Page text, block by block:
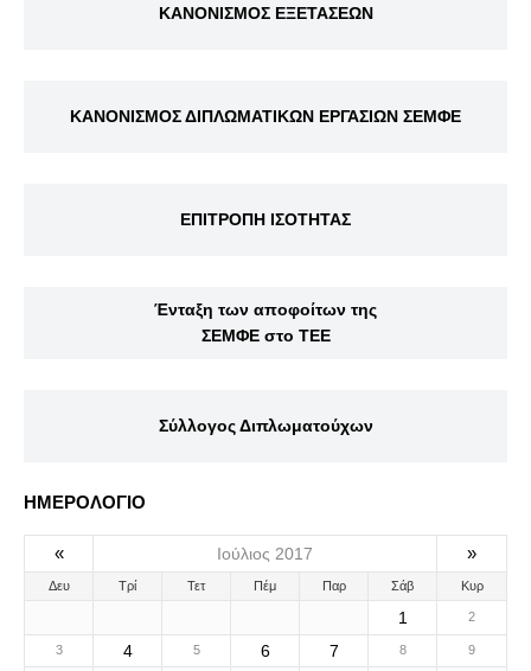
ΚΑΝΟΝΙΣΜΟΣ ΕΞΕΤΑΣΕΩΝ
ΚΑΝΟΝΙΣΜΟΣ ΔΙΠΛΩΜΑΤΙΚΩΝ ΕΡΓΑΣΙΩΝ ΣΕΜΦΕ
ΕΠΙΤΡΟΠΗ ΙΣΟΤΗΤΑΣ
Ένταξη των αποφοίτων της
ΣΕΜΦΕ στο ΤΕΕ
Σύλλογος Διπλωματούχων
ΗΜΕΡΟΛΟΓΙΟ
« Ιούλιος 2017 »
Δευ Τρί Τετ Πέμ Παρ Σάβ Κυρ
1 2
3 4 5 6 7 8 9